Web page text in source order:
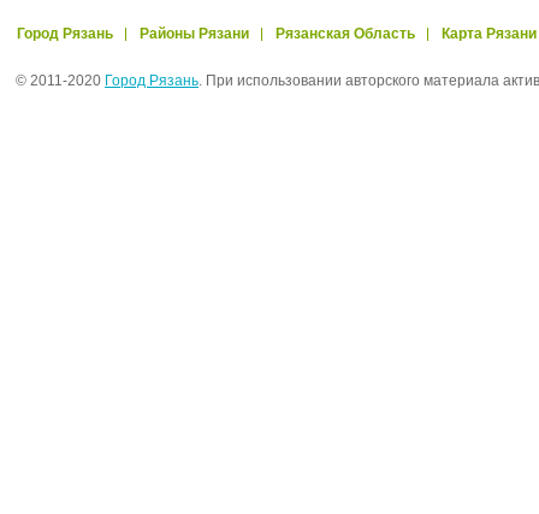
Город Рязань Районы Рязани Рязанская Область Карта Рязани
© 2011-2020 Город Рязань. При использовании авторского материала